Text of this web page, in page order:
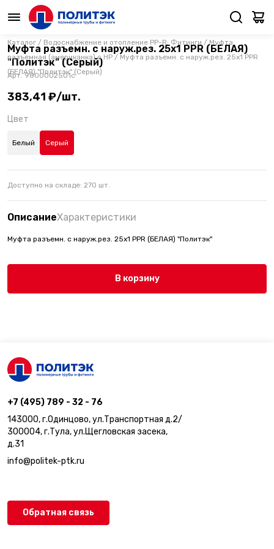
Каталог / Водоснабжение и отопление PP-R: Фитинги /Муфта
разъемная (американка) с НР / Муфта разъемн. с наруж.рез. 25х1 PPR
(БЕЛАЯ) "Политэк" (Серый)
Муфта разъемн. с наруж.рез. 25х1 PPR (БЕЛАЯ)
"Политэк" (Серый)
Арт.9800002501с
383,41 ₽/шт.
Цвет
Белый Серый
Доступно на складе: 270 шт.
ОписаниеХарактеристики
Муфта разъемн. с наруж.рез. 25х1 PPR (БЕЛАЯ) "Политэк"
В корзину
+7 (495) 789 - 32 - 76
143000, г.Одинцово, ул.Транспортная д.2/
300004, г.Тула, ул.Щегловская засека,
д.31
info@politek-ptk.ru
Обратная связь